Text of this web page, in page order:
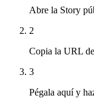
Abre la Story
2
Copia la URL
3
Pégala aquí y